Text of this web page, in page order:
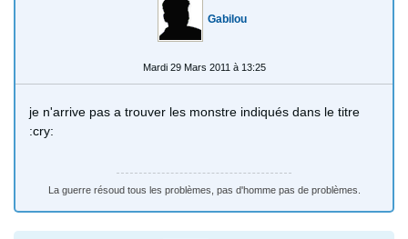
Gabilou
Mardi 29 Mars 2011 à 13:25
je n'arrive pas a trouver les monstre indiqués dans le titre
:cry:
La guerre résoud tous les problèmes, pas d'homme pas de problèmes.